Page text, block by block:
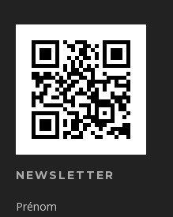
NEWSLETTER
Prénom